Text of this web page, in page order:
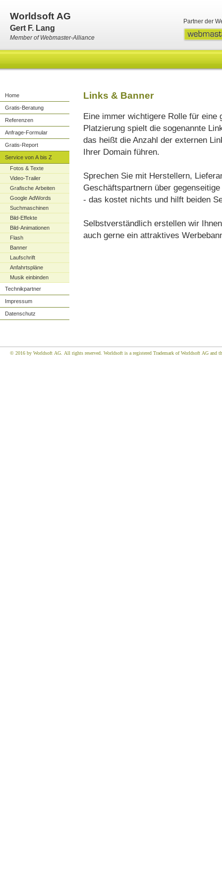
Worldsoft AG
Gert F. Lang
Member of Webmaster-Alliance
Partner der
Home
Gratis-Beratung
Referenzen
Anfrage-Formular
Gratis-Report
Service von A bis Z
Fotos & Texte
Video-Trailer
Grafische Arbeiten
Google AdWords
Suchmaschinen
Bild-Effekte
Bild-Animationen
Flash
Banner
Laufschrift
Anfahrtspläne
Musik einbinden
Technikpartner
Impressum
Datenschutz
Links & Banner
Eine immer wichtigere Rolle für eine
Platzierung spielt die sogenannte
das heißt die Anzahl der externen
Ihrer Domain führen.
Sprechen Sie mit Herstellern,
Geschäftspartnern über
- das kostet nichts und hilft beiden
Selbstverständlich erstellen wir
auch gerne ein attraktives
© 2016 by Worldsoft AG. All rights reserved. Worldsoft is a registered Trademark of Worldsoft AG and